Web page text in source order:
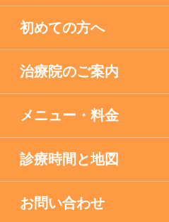
疾患
眼科の鍼灸
膝痛治療
西宮市のお店
初めての方へ
治療院のご案内
メニュー・料金
診療時間と地図
お問い合わせ